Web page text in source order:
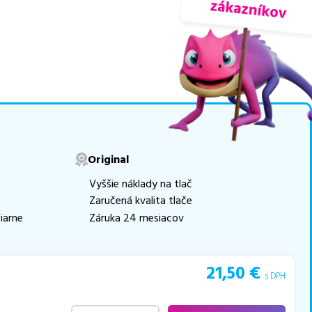
tlač.
naskladňovať
ďalšie otázky,
Original
Vyššie náklady na tlač
Zaručená kvalita tlače
Záruka 24 mesiacov
21,50 € s DPH